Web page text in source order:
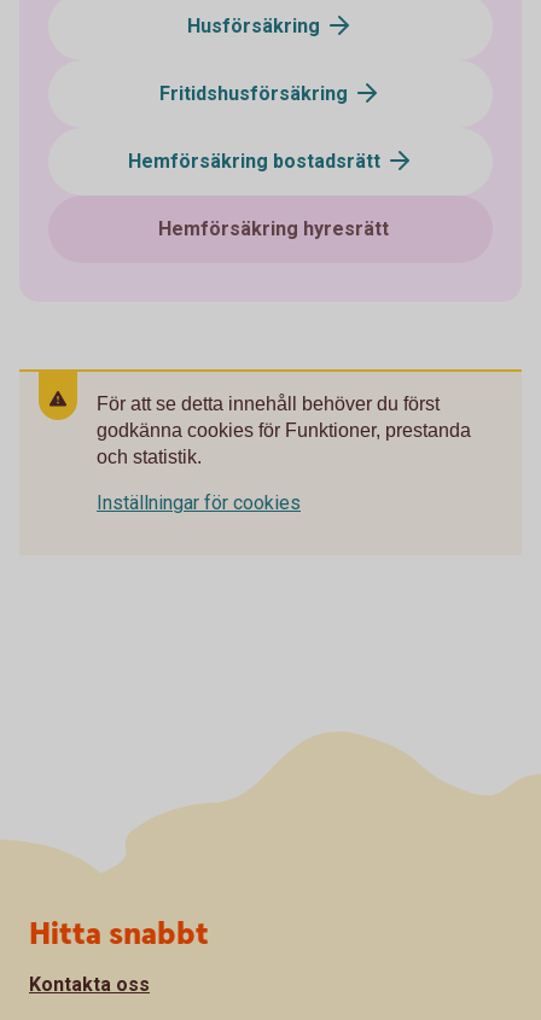
Husförsäkring
Fritidshusförsäkring
Hemförsäkring bostadsrätt
Hemförsäkring hyresrätt
För att se detta innehåll behöver du först
godkänna cookies för Funktioner, prestanda
och statistik.
Inställningar för cookies
Sidfot
Hitta snabbt
Kontakta oss